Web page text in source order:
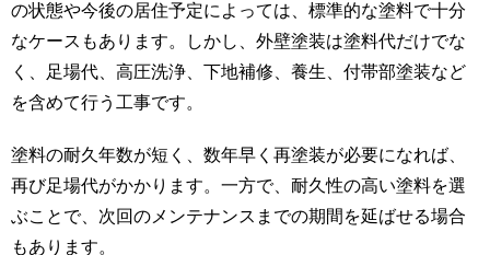
の状態や今後の居住予定によっては、標準的な塗料で十分
なケースもあります。しかし、外壁塗装は塗料代だけでな
く、足場代、高圧洗浄、下地補修、養生、付帯部塗装など
を含めて行う工事です。
塗料の耐久年数が短く、数年早く再塗装が必要になれば、
再び足場代がかかります。一方で、耐久性の高い塗料を選
ぶことで、次回のメンテナンスまでの期間を延ばせる場合
もあります。